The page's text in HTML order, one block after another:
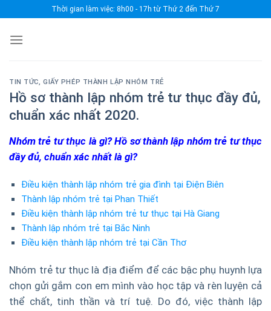
to
content
Thời gian làm việc: 8h00 - 17h từ Thứ 2 đến Thứ 7
TIN TỨC,GIẤY PHÉP THÀNH LẬP NHÓM TRẺ
Hồ sơ thành lập nhóm trẻ tư thục đầy đủ,
chuẩn xác nhất 2020.
Nhóm trẻ tư thục là gì? Hồ sơ thành lập nhóm trẻ tư thục
đầy đủ, chuẩn xác nhất là gì?
Điều kiện thành lập nhóm trẻ gia đình tại Điện Biên
Thành lập nhóm trẻ tại Phan Thiết
Điều kiện thành lập nhóm trẻ tư thục tại Hà Giang
Thành lập nhóm trẻ tại Bắc Ninh
Điều kiện thành lập nhóm trẻ tại Cần Thơ
Nhóm trẻ tư thục là địa điểm để các bậc phụ huynh lựa
chọn gửi gắm con em mình vào học tập và rèn luyện cả
thể chất, tinh thần và trí tuệ. Do đó, việc thành lập